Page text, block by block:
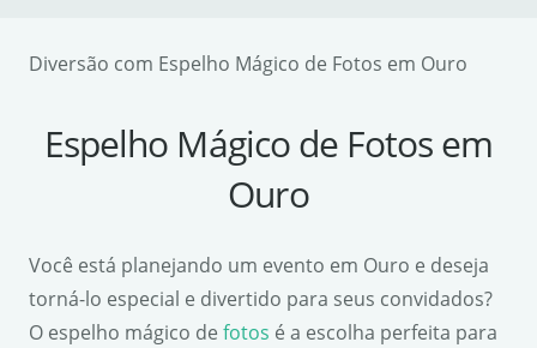
Diversão com Espelho Mágico de Fotos em Ouro
Espelho Mágico de Fotos em
Ouro
Você está planejando um evento em Ouro e deseja
torná-lo especial e divertido para seus convidados?
O espelho mágico de fotos é a escolha perfeita para